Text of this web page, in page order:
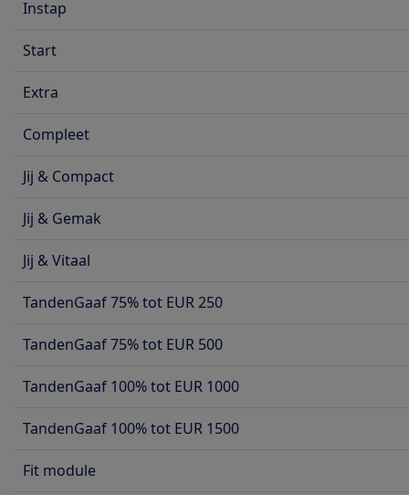
Instap
Start
Extra
Compleet
Jij & Compact
Jij & Gemak
Jij & Vitaal
TandenGaaf 75% tot EUR 250
TandenGaaf 75% tot EUR 500
TandenGaaf 100% tot EUR 1000
TandenGaaf 100% tot EUR 1500
Fit module